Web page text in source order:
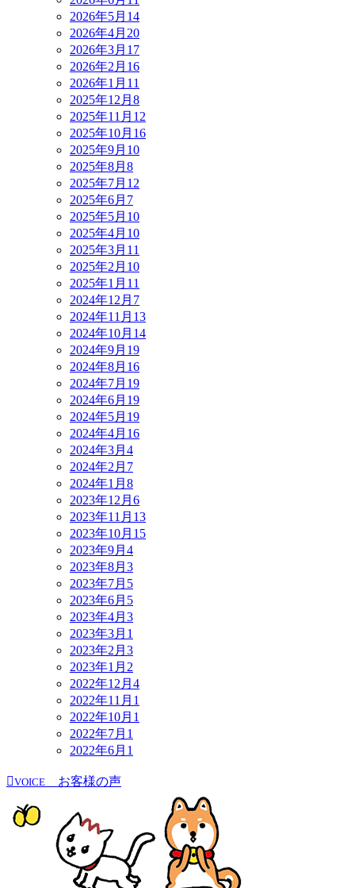
2026年5月 14
2026年4月 20
2026年3月 17
2026年2月 16
2026年1月 11
2025年12月 8
2025年11月 12
2025年10月 16
2025年9月 10
2025年8月 8
2025年7月 12
2025年6月 7
2025年5月 10
2025年4月 10
2025年3月 11
2025年2月 10
2025年1月 11
2024年12月 7
2024年11月 13
2024年10月 14
2024年9月 19
2024年8月 16
2024年7月 19
2024年6月 19
2024年5月 19
2024年4月 16
2024年3月 4
2024年2月 7
2024年1月 8
2023年12月 6
2023年11月 13
2023年10月 15
2023年9月 4
2023年8月 3
2023年7月 5
2023年6月 5
2023年4月 3
2023年3月 1
2023年2月 3
2023年1月 2
2022年12月 4
2022年11月 1
2022年10月 1
2022年7月 1
2022年6月 1
VOICE お客様の声